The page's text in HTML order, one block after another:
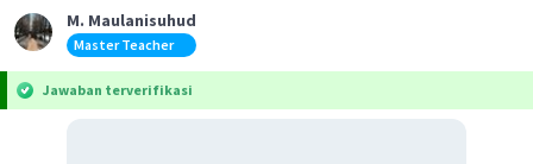
M. Maulanisuhud
Master Teacher
Jawaban terverifikasi